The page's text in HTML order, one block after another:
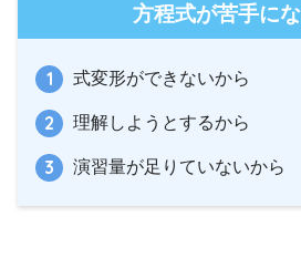
方程式が苦手に
式変形ができないから
理解しようとするから
演習量が足りていないから